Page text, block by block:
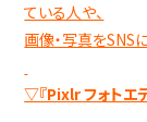
ている人や、
画像・写真をSNS
▽『Pixlr フォト